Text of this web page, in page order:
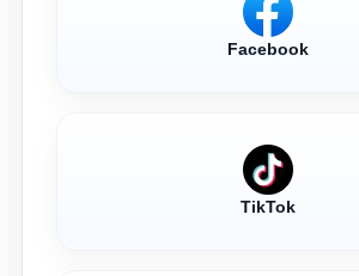
Facebook
TikTok